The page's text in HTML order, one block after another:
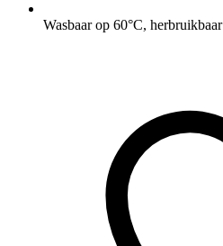
Wasbaar op 60°C, herbruikbaar